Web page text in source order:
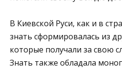
В Киевской Руси, как и в
знать сформировалась из
которые получали за свою
Знать также обладала